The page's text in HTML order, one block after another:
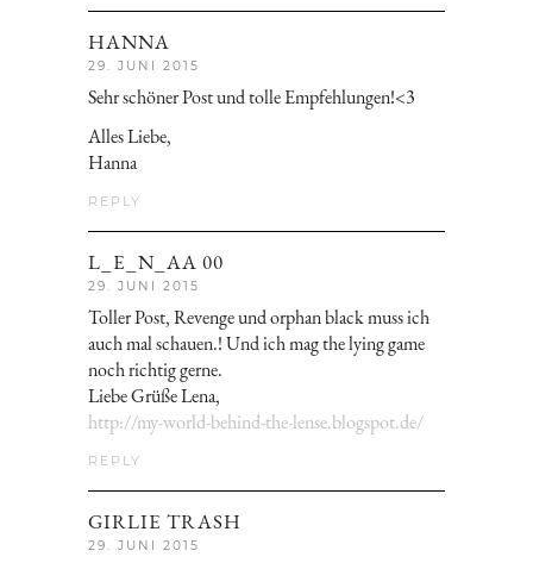
HANNA
29. JUNI 2015
Sehr schöner Post und tolle Empfehlungen!<3
Alles Liebe,
Hanna
REPLY
L_E_N_AA 00
29. JUNI 2015
Toller Post, Revenge und orphan black muss ich
auch mal schauen.! Und ich mag the lying game
noch richtig gerne.
Liebe Grüße Lena,
http://my-world-behind-the-lense.blogspot.de/
REPLY
GIRLIE TRASH
29. JUNI 2015